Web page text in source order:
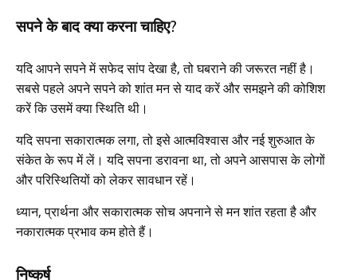
सपने के बाद क्या करना चाहिए?
यदि आपने सपने में सफेद सांप देखा है, तो घबराने की जरूरत नहीं है।
सबसे पहले अपने सपने को शांत मन से याद करें और समझने की कोशिश
करें कि उसमें क्या स्थिति थी।
यदि सपना सकारात्मक लगा, तो इसे आत्मविश्वास और नई शुरुआत के
संकेत के रूप में लें। यदि सपना डरावना था, तो अपने आसपास के लोगों
और परिस्थितियों को लेकर सावधान रहें।
ध्यान, प्रार्थना और सकारात्मक सोच अपनाने से मन शांत रहता है और
नकारात्मक प्रभाव कम होते हैं।
निष्कर्ष